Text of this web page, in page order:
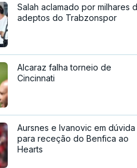
Salah aclamado por milhares
adeptos do Trabzonspor
Alcaraz falha torneio de
Cincinnati
Aursnes e Ivanovic em dúvida
para receção do Benfica ao
Hearts